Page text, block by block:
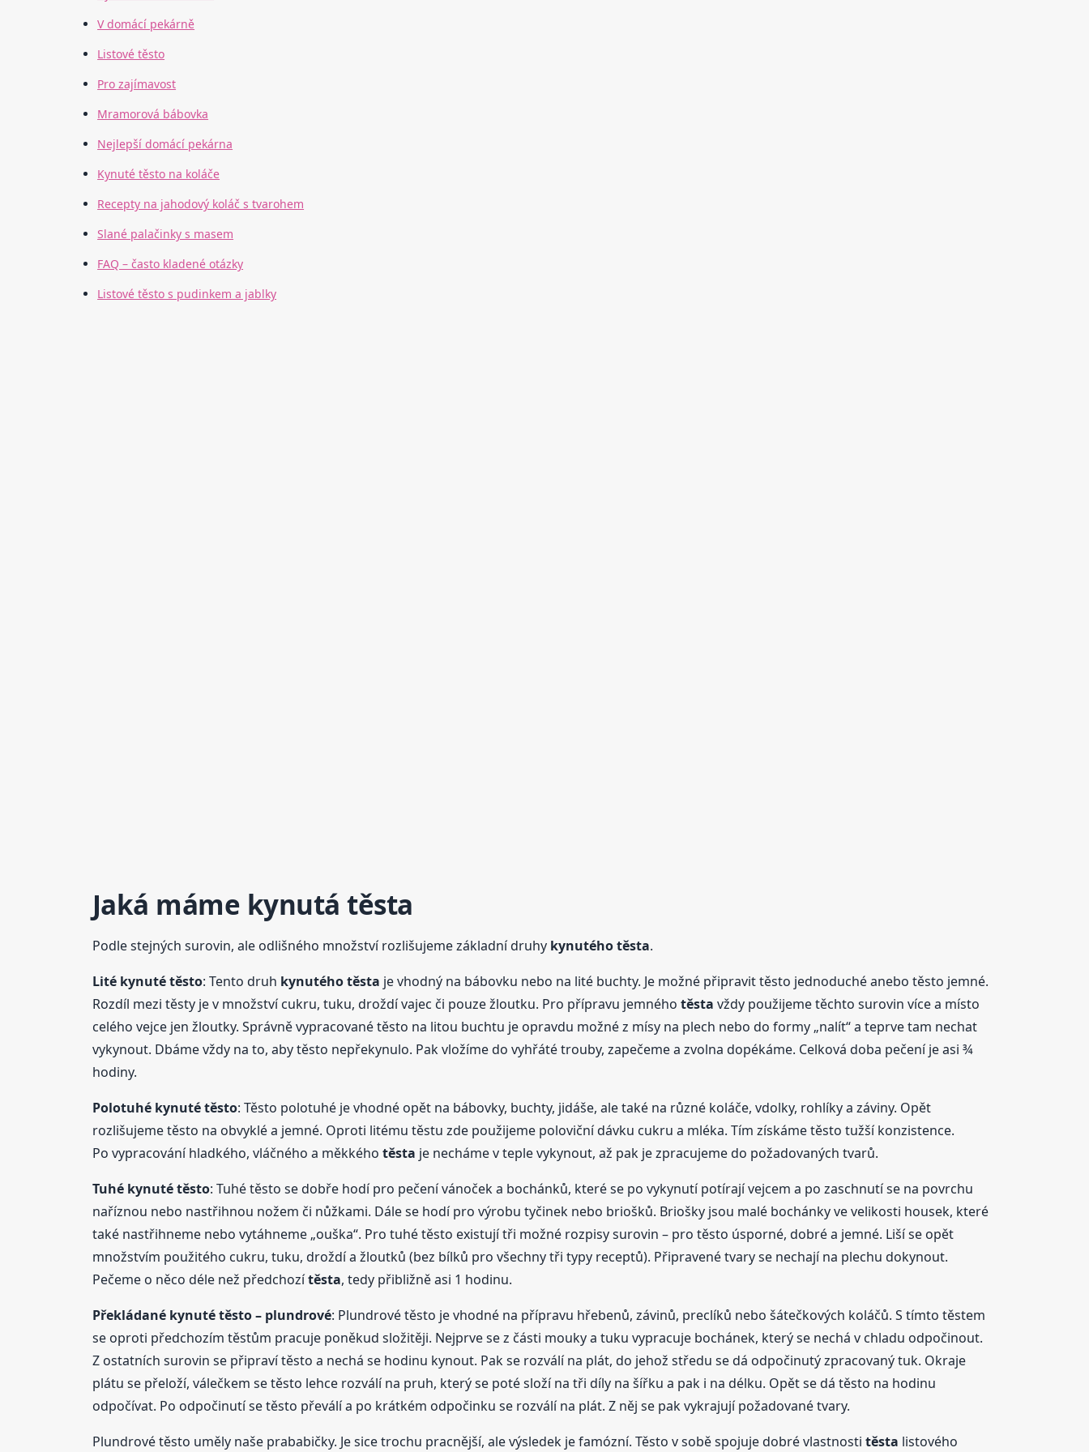
V domácí pekárně
Listové těsto
Pro zajímavost
Mramorová bábovka
Nejlepší domácí pekárna
Kynuté těsto na koláče
Recepty na jahodový koláč s tvarohem
Slané palačinky s masem
FAQ – často kladené otázky
Listové těsto s pudinkem a jablky
Jaká máme kynutátěsta
Podle stejných surovin, ale odlišného množství rozlišujeme základní druhy kynutéhotěsta.
Lité kynuté těsto: Tento druh kynutéhotěsta je vhodný na bábovku nebo na lité buchty. Je možné připravit těsto jednoduché anebo těsto jemné.
Rozdíl mezi těsty je v množství cukru, tuku, droždí vajec či pouze žloutku. Pro přípravu jemného těsta vždy použijeme těchto surovin více a místo
celého vejce jen žloutky. Správně vypracované těsto na litou buchtu je opravdu možné z mísy na plech nebo do formy „nalít“ a teprve tam nechat
vykynout. Dbáme vždy na to, aby těsto nepřekynulo. Pak vložíme do vyhřáté trouby, zapečeme a zvolna dopékáme. Celková doba pečení je asi ¾
hodiny.
Polotuhé kynuté těsto: Těsto polotuhé je vhodné opět na bábovky, buchty, jidáše, ale také na různé koláče, vdolky, rohlíky a záviny. Opět
rozlišujeme těsto na obvyklé a jemné. Oproti litému těstu zde použijeme poloviční dávku cukru a mléka. Tím získáme těsto tužší konzistence.
Po vypracování hladkého, vláčného a měkkého těsta je necháme v teple vykynout, až pak je zpracujeme do požadovaných tvarů.
Tuhé kynuté těsto: Tuhé těsto se dobře hodí pro pečení vánoček a bochánků, které se po vykynutí potírají vejcem a po zaschnutí se na povrchu
naříznou nebo nastřihnou nožem či nůžkami. Dále se hodí pro výrobu tyčinek nebo briošků. Briošky jsou malé bochánky ve velikosti housek, které
také nastřihneme nebo vytáhneme „ouška“. Pro tuhé těsto existují tři možné rozpisy surovin – pro těsto úsporné, dobré a jemné. Liší se opět
množstvím použitého cukru, tuku, droždí a žloutků (bez bílků pro všechny tři typy receptů). Připravené tvary se nechají na plechu dokynout.
Pečeme o něco déle než předchozítěsta, tedy přibližně asi 1 hodinu.
Překládané kynuté těsto – plundrové: Plundrové těsto je vhodné na přípravu hřebenů, závinů, preclíků nebo šátečkových koláčů. S tímto těstem
se oproti předchozím těstům pracuje poněkud složitěji. Nejprve se z části mouky a tuku vypracuje bochánek, který se nechá v chladu odpočinout.
Z ostatních surovin se připraví těsto a nechá se hodinu kynout. Pak se rozválí na plát, do jehož středu se dá odpočinutý zpracovaný tuk. Okraje
plátu se přeloží, válečkem se těsto lehce rozválí na pruh, který se poté složí na tři díly na šířku a pak i na délku. Opět se dá těsto na hodinu
odpočívat. Po odpočinutí se těsto převálí a po krátkém odpočinku se rozválí na plát. Z něj se pak vykrajují požadované tvary.
Plundrové těsto uměly naše prababičky. Je sice trochu pracnější, ale výsledek je famózní. Těsto v sobě spojuje dobré vlastnosti těsta listového